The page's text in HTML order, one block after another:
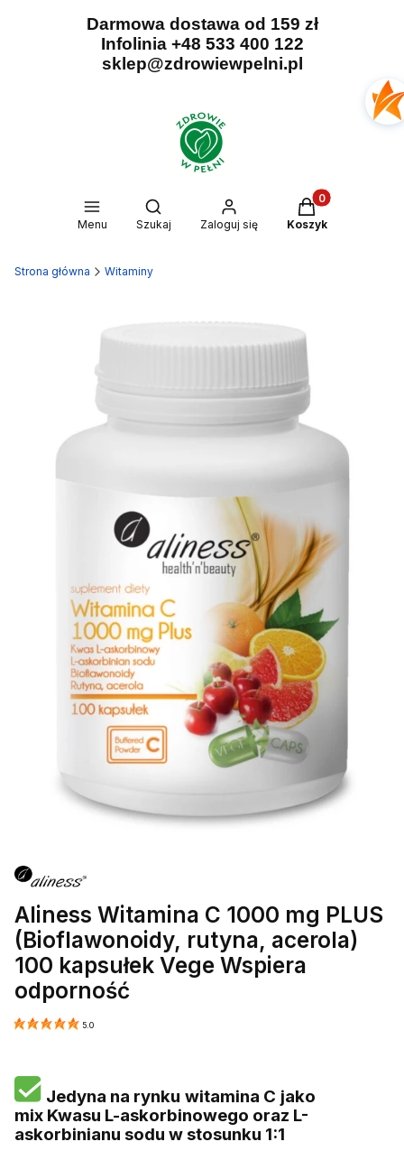
Darmowa dostawa od 159 zł
Infolinia +48 533 400 122
sklep@zdrowiewpelni.pl
Menu
Otwórz wyszukiwarkę
Szukaj Zaloguj się
Produkty w
Koszyk
Strona główna Witaminy
Aliness Witamina C 1000 mg PLUS
(Bioflawonoidy, rutyna, acerola)
100 kapsułek Vege Wspiera
odporność
5.0
Jedyna na rynku witamina C jako
mix Kwasu L-askorbinowego oraz L-
askorbinianu sodu w stosunku 1:1